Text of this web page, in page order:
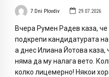
7 Dni Plovdiv 29.07.2026
Вчера Румен Радев каза,
подкрепи кандидатурата
а днес Илиана Йотова
няма да му налага вето.
колко лицемерно! Някои